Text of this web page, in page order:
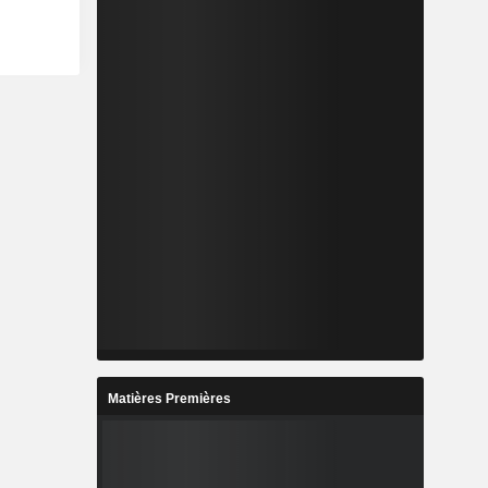
Matières Premières